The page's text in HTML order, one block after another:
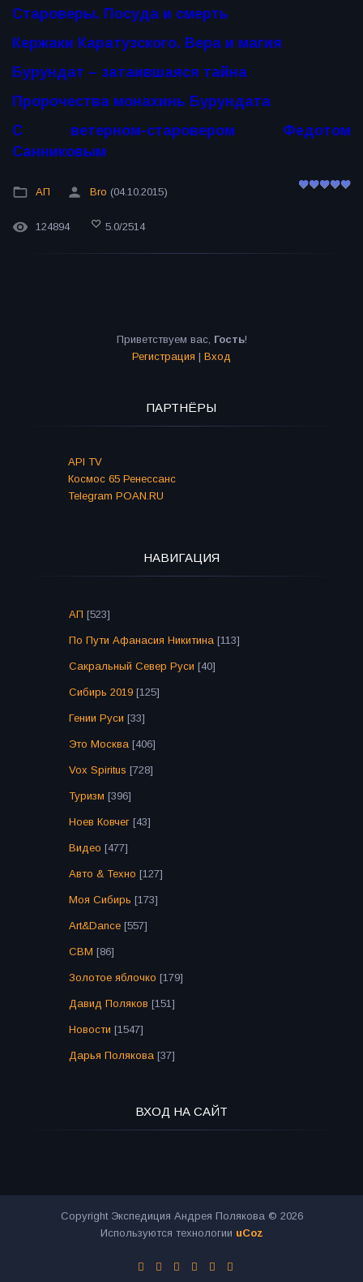
Староверы. Посуда и смерть
Кержаки Каратузского. Вера и магия
Бурундат – затаившаяся тайна
Пророчества монахинь Бурундата
С ветерном-старовером Федотом
Санниковым
АП Bro (04.10.2015)
124894 5.0/2514
Приветствуем вас, Гость!
Регистрация | Вход
ПАРТНЁРЫ
API TV
Космос 65 Ренессанс
Telegram POAN.RU
НАВИГАЦИЯ
АП [523]
По Пути Афанасия Никитина [113]
Сакральный Север Руси [40]
Сибирь 2019 [125]
Гении Руси [33]
Это Москва [406]
Vox Spiritus [728]
Туризм [396]
Ноев Ковчег [43]
Видео [477]
Авто & Техно [127]
Моя Сибирь [173]
Art&Dance [557]
СВМ [86]
Золотое яблочко [179]
Давид Поляков [151]
Новости [1547]
Дарья Полякова [37]
ВХОД НА САЙТ
Copyright Экспедиция Андрея Полякова © 2026
Используются технологии uCoz